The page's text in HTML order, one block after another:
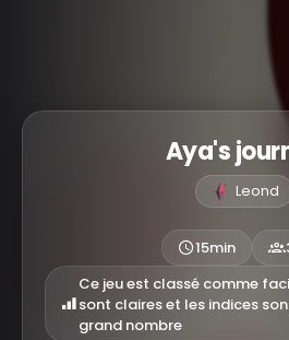
Aya's
Leond
15min
Ce jeu est classé comme
sont claires et les indices
grand nombre